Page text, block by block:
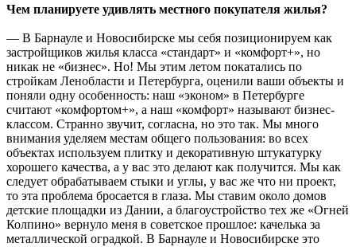
Чем планируете удивлять местного покупателя жилья?
— В Барнауле и Новосибирске мы себя позиционируем как
застройщиков жилья класса «стандарт» и «комфорт+», но
никак не «бизнес». Но! Мы этим летом покатались по
стройкам Ленобласти и Петербурга, оценили ваши объекты и
поняли одну особенность: наш «эконом» в Петербурге
считают «комфортом+», а наш «комфорт» называют бизнес-
классом. Странно звучит, согласна, но это так. Мы много
внимания уделяем местам общего пользования: во всех
объектах используем плитку и декоративную штукатурку
хорошего качества, а у вас это делают как получится. Мы как
следует обрабатываем стыки и углы, у вас же что ни проект,
то эта проблема бросается в глаза. Мы ставим около домов
детские площадки из Дании, а благоустройство тех же «Огней
Колпино» вернуло меня в советское прошлое: качелька за
металлической оградкой. В Барнауле и Новосибирске это